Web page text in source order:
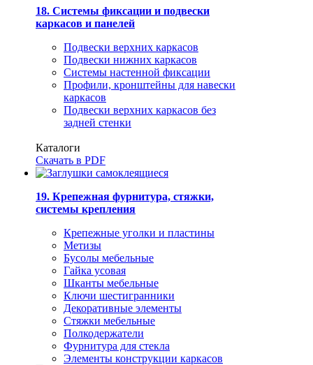
18. Системы фиксации и подвески
каркасов и панелей
Подвески верхних каркасов
Подвески нижних каркасов
Системы настенной фиксации
Профили, кронштейны для навески
каркасов
Подвески верхних каркасов без
задней стенки
Каталоги
Скачать в PDF
19. Крепежная фурнитура, стяжки,
системы крепления
Крепежные уголки и пластины
Метизы
Бусолы мебельные
Гайка усовая
Шканты мебельные
Ключи шестигранники
Декоративные элементы
Стяжки мебельные
Полкодержатели
Фурнитура для стекла
Элементы конструкции каркасов